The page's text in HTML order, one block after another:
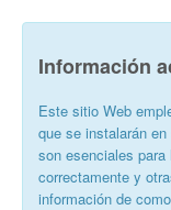
Información
Este sitio Web
que se instalarán
son esenciales
correctamente y
información de